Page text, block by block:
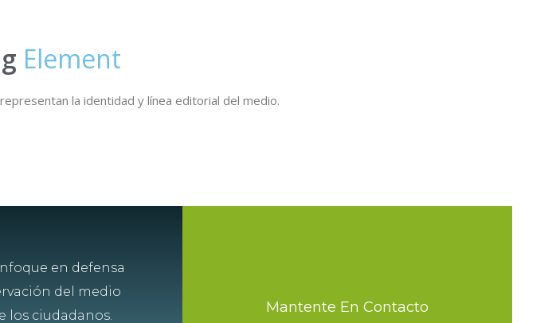
Element
la identidad y línea editorial del medio.
en defensa
del medio
los ciudadanos.
Mantente En Contacto